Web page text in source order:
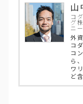
山
コ
グ
ニー
外
コ
コ
ら
ワ
ど